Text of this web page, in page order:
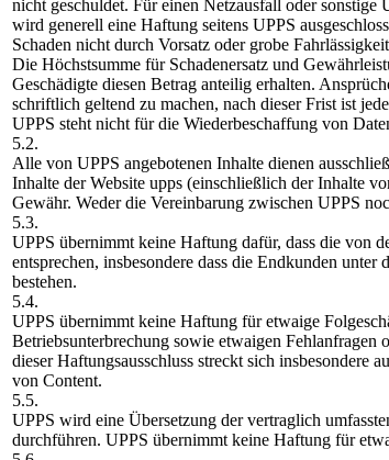
nicht geschuldet. Für einen Netzausfall oder sonstige
wird generell eine Haftung seitens UPPS
Schaden nicht durch Vorsatz oder grobe
Die Höchstsumme für Schadenersatz und
Geschädigte diesen Betrag anteilig erhalten.
schriftlich geltend zu machen, nach dieser Frist ist
UPPS steht nicht für die Wiederbeschaffung von
5.2.
Alle von UPPS angebotenen Inhalte dienen
Inhalte der Website upps (einschließlich der Inhalte
Gewähr. Weder die Vereinbarung zwischen UPPS
5.3.
UPPS übernimmt keine Haftung dafür, dass die von
entsprechen, insbesondere dass die Endkunden unter
bestehen.
5.4.
UPPS übernimmt keine Haftung für etwaige
Betriebsunterbrechung sowie etwaigen Fehlanfragen
dieser Haftungsausschluss streckt sich insbesondere
von Content.
5.5.
UPPS wird eine Übersetzung der vertraglich
durchführen. UPPS übernimmt keine Haftung für